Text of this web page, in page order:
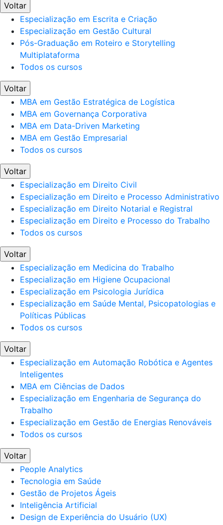
Voltar
Especialização em Escrita e Criação
Especialização em Gestão Cultural
Pós-Graduação em Roteiro e Storytelling
Multiplataforma
Todos os cursos
Voltar
MBA em Gestão Estratégica de Logística
MBA em Governança Corporativa
MBA em Data-Driven Marketing
MBA em Gestão Empresarial
Todos os cursos
Voltar
Especialização em Direito Civil
Especialização em Direito e Processo Administrativo
Especialização em Direito Notarial e Registral
Especialização em Direito e Processo do Trabalho
Todos os cursos
Voltar
Especialização em Medicina do Trabalho
Especialização em Higiene Ocupacional
Especialização em Psicologia Jurídica
Especialização em Saúde Mental, Psicopatologias e
Políticas Públicas
Todos os cursos
Voltar
Especialização em Automação Robótica e Agentes
Inteligentes
MBA em Ciências de Dados
Especialização em Engenharia de Segurança do
Trabalho
Especialização em Gestão de Energias Renováveis
Todos os cursos
Voltar
People Analytics
Tecnologia em Saúde
Gestão de Projetos Ágeis
Inteligência Artificial
Design de Experiência do Usuário (UX)